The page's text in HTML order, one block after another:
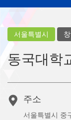
서울특별시
동국대학
주소
서울특별시 중